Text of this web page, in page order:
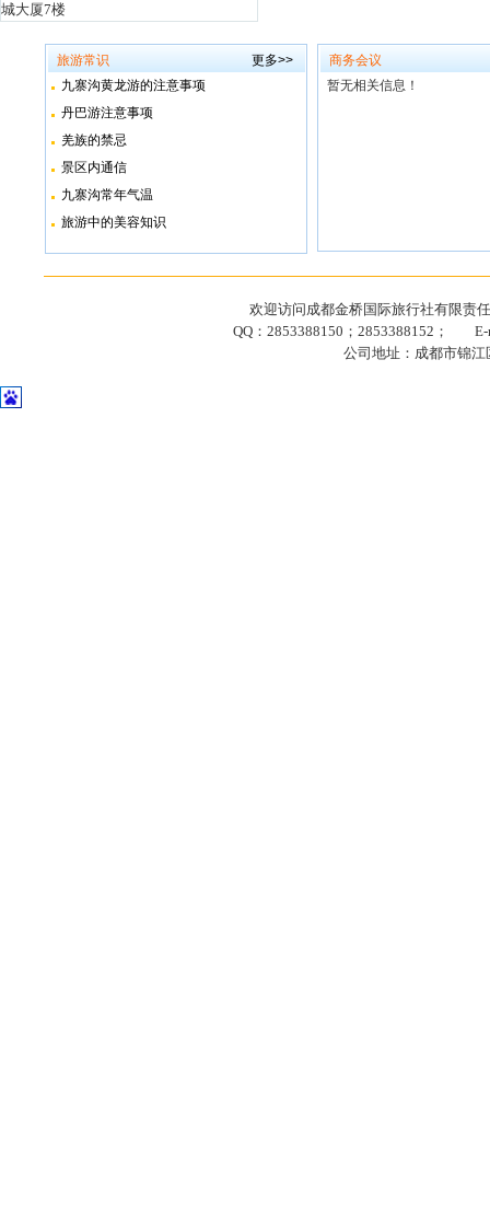
城大厦7楼
旅游常识
更多>>
九寨沟黄龙游的注意事项
丹巴游注意事项
羌族的禁忌
景区内通信
九寨沟常年气温
旅游中的美容知识
商务会议
暂无相关信息！
欢迎访问成都金桥国际旅行社有限责
QQ：2853388150；2853388152； E-
公司地址：成都市锦